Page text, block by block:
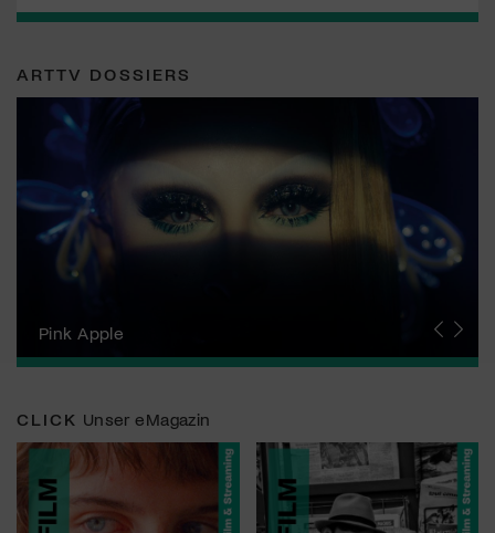
ARTTV DOSSIERS
Zurich Film Festival
Pink Apple
Locarno Film Festival
Human Rights Film Festival Zurich
Yesh! Neues aus der jüdischen Filmwelt
Neuchâtel International Fantastic Film Festival
Visions du Réel
Berlinale
Solothurner Filmtage
Geneva International Film Festival
CLICK Unser eMagazin